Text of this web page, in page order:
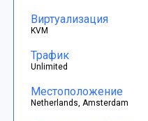
Виртуализация
KVM
Трафик
Unlimited
Местоположение
Netherlands, Amsterdam